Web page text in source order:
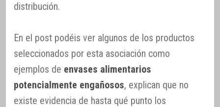
distribución.
En el post podéis ver algunos de los productos
seleccionados por esta asociación como
ejemplos de envases alimentarios
potencialmente engañosos, explican que no
existe evidencia de hasta qué punto los